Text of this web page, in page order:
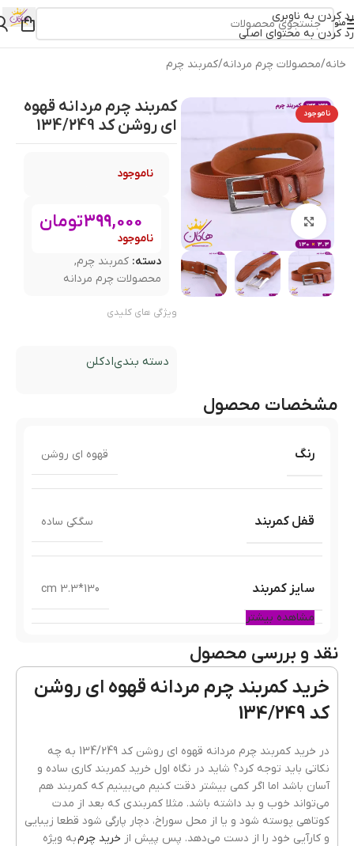
رد کردن به ناوبری
رد کردن به محتوای اصلی
منو
خانه/محصولات چرم مردانه/کمربند چرم
ناموجود
بزرگنمایی تصویر
کمربند چرم مردانه قهوه
ای روشن کد 134/249
ناموجود
399,000تومان
ناموجود
دسته: کمربند چرم,
محصولات چرم مردانه
ویژگی های کلیدی
دسته بندیادکلن
مشخصات محصول
رنگ قهوه ای روشن
قفل کمربند سگکی ساده
سایز کمربند 130*3.3 cm
نوع چرم
مشاهده بیشتر
نقد و بررسی محصول
خرید کمربند چرم مردانه قهوه ای روشن
کد 134/249
در خرید کمربند چرم مردانه قهوه ای روشن کد 134/249 به چه
نکاتی باید توجه کرد؟ شاید در نگاه اول خرید کمربند کاری ساده و
آسان باشد اما اگر کمی بیشتر دقت کنیم می‌بینیم که کمربند هم
می‌تواند خوب و بد داشته باشد. مثلا کمربندی که بعد از مدت
کوتاهی پوسته شود و یا از محل سوراخ، دچار پارگی شود قطعا زیبایی
و کارآیی خود را از دست می‌دهد. پس پیش از خرید چرمبه ویژه